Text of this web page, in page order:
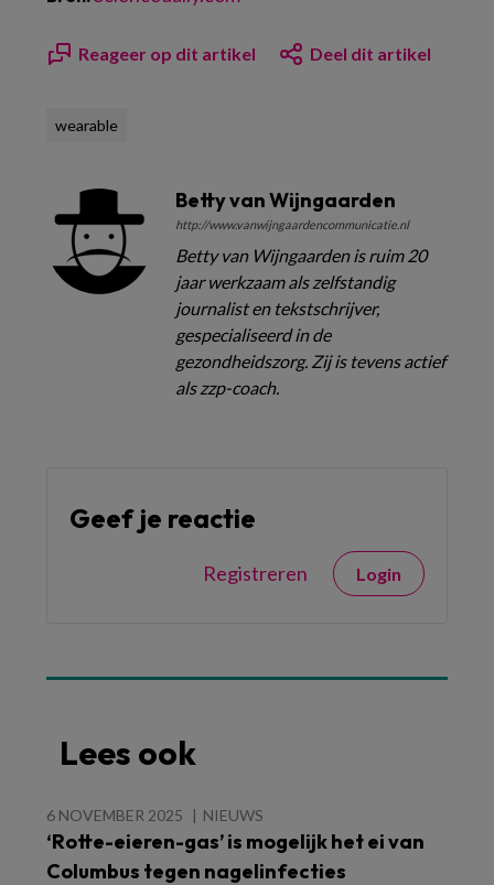
Reageer op dit artikel Deel dit artikel
wearable
Betty van Wijngaarden
http://www.vanwijngaardencommunicatie.nl
Betty van Wijngaarden is ruim 20
jaar werkzaam als zelfstandig
journalist en tekstschrijver,
gespecialiseerd in de
gezondheidszorg. Zij is tevens actief
als zzp-coach.
Geef je reactie
Registreren Login
Lees ook
6 NOVEMBER 2025 NIEUWS
‘Rotte-eieren-gas’ is mogelijk het ei van
Columbus tegen nagelinfecties